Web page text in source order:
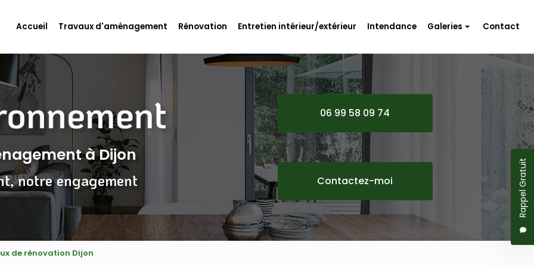
Rappel Gratuit
Accueil Travaux d'aménagement Rénovation Entretien intérieur/extérieur Intendance Galeries
Entretien intérieur/extérieur
Intendance
Contact
à Dijon
notre engagement
06 99 58 09 74
Contactez-moi
de rénovation Dijon